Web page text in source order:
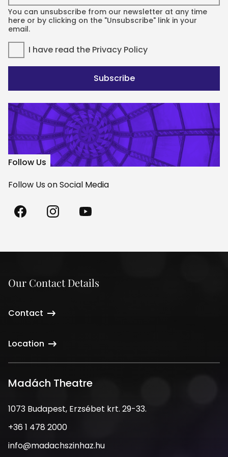
You can unsubscribe from our newsletter at any time
here or by clicking on the "Unsubscribe" link in your
email.
I have read the Privacy Policy
Subscribe
Follow Us
Follow Us on Social Media
Madách
Theatre
Madách
Theatre
Madách
Theatre
Our Contact Details
Contact
Location
Madách Theatre
Address
1073 Budapest, Erzsébet krt. 29-33.
Phone
+36 1 478 2000
Email
info@madachszinhaz.hu